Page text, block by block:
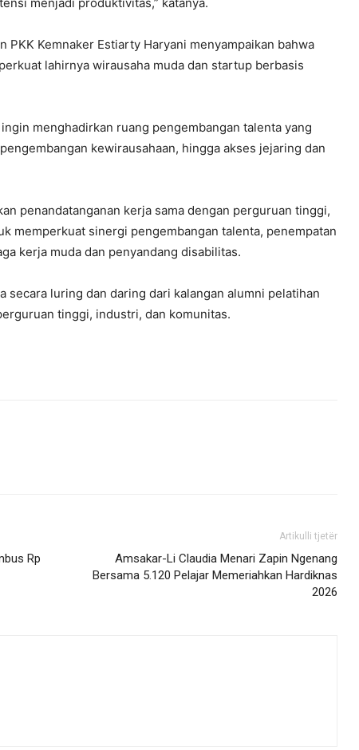
PKK Kemnaker Estiarty Haryani menyampaikan bahwa
lahirnya wirausaha muda dan startup berbasis
menghadirkan ruang pengembangan talenta yang
kewirausahaan, hingga akses jejaring dan
penandatanganan kerja sama dengan perguruan tinggi,
memperkuat sinergi pengembangan talenta, penempatan
kerja muda dan penyandang disabilitas.
secara luring dan daring dari kalangan alumni pelatihan
tinggi, industri, dan komunitas.
Rp
Artikulli tjetër
Amsakar-Li Claudia Menari Zapin Ngenang
Bersama 5.120 Pelajar Memeriahkan Hardiknas
2026